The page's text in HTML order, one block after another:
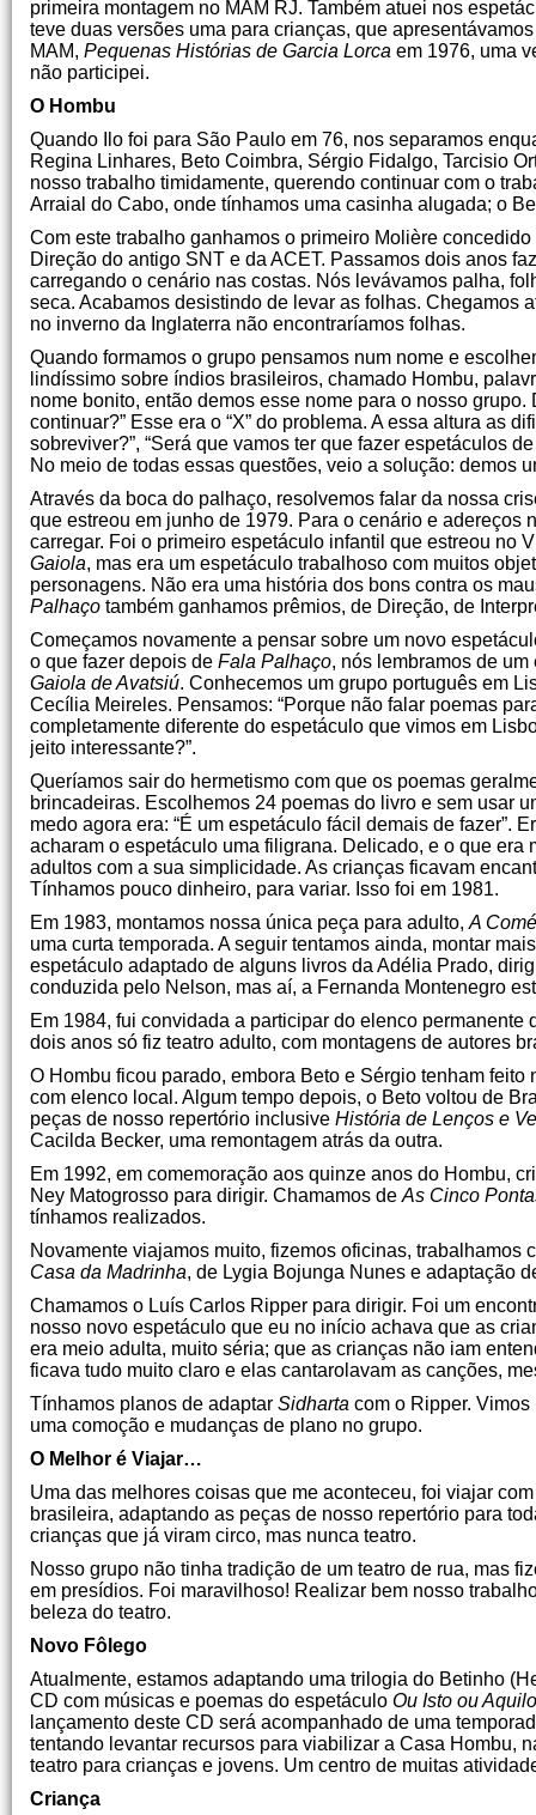
primeira montagem no MAM RJ. Também atuei nos
teve duas versões uma para crianças, que
MAM, Pequenas Histórias de Garcia Lorca em 1976, uma
não participei.
O Hombu
Quando Ilo foi para São Paulo em 76, nos separamos
Regina Linhares, Beto Coimbra, Sérgio Fidalgo, Tarcisio
nosso trabalho timidamente, querendo continuar com o
Arraial do Cabo, onde tínhamos uma casinha alugada; o
Com este trabalho ganhamos o primeiro Molière
Direção do antigo SNT e da ACET. Passamos dois anos
carregando o cenário nas costas. Nós levávamos palha,
seca. Acabamos desistindo de levar as folhas. Chegamos
no inverno da Inglaterra não encontraríamos folhas.
Quando formamos o grupo pensamos num nome e
lindíssimo sobre índios brasileiros, chamado Hombu,
nome bonito, então demos esse nome para o nosso
continuar?” Esse era o “X” do problema. A essa altura as
sobreviver?”, “Será que vamos ter que fazer espetáculos
No meio de todas essas questões, veio a solução: demos
Através da boca do palhaço, resolvemos falar da nossa
que estreou em junho de 1979. Para o cenário e
carregar. Foi o primeiro espetáculo infantil que estreou no
Gaiola, mas era um espetáculo trabalhoso com muitos
personagens. Não era uma história dos bons contra os
Palhaço também ganhamos prêmios, de Direção, de
Começamos novamente a pensar sobre um novo
o que fazer depois de Fala Palhaço, nós lembramos de
Gaiola de Avatsiú. Conhecemos um grupo português em
Cecília Meireles. Pensamos: “Porque não falar poemas
completamente diferente do espetáculo que vimos em
jeito interessante?”.
Queríamos sair do hermetismo com que os poemas
brincadeiras. Escolhemos 24 poemas do livro e sem usar
medo agora era: “É um espetáculo fácil demais de fazer”.
acharam o espetáculo uma filigrana. Delicado, e o que
adultos com a sua simplicidade. As crianças ficavam
Tínhamos pouco dinheiro, para variar. Isso foi em 1981.
Em 1983, montamos nossa única peça para adulto, A
uma curta temporada. A seguir tentamos ainda, montar
espetáculo adaptado de alguns livros da Adélia Prado,
conduzida pelo Nelson, mas aí, a Fernanda Montenegro
Em 1984, fui convidada a participar do elenco
dois anos só fiz teatro adulto, com montagens de autores
O Hombu ficou parado, embora Beto e Sérgio tenham
com elenco local. Algum tempo depois, o Beto voltou de
peças de nosso repertório inclusive História de Lenços e
Cacilda Becker, uma remontagem atrás da outra.
Em 1992, em comemoração aos quinze anos do Hombu,
Ney Matogrosso para dirigir. Chamamos de As Cinco
tínhamos realizados.
Novamente viajamos muito, fizemos oficinas,
Casa da Madrinha, de Lygia Bojunga Nunes e adaptação
Chamamos o Luís Carlos Ripper para dirigir. Foi um
nosso novo espetáculo que eu no início achava que as
era meio adulta, muito séria; que as crianças não iam
ficava tudo muito claro e elas cantarolavam as canções,
Tínhamos planos de adaptar Sidharta com o Ripper. Vimos
uma comoção e mudanças de plano no grupo.
O Melhor é Viajar…
Uma das melhores coisas que me aconteceu, foi viajar
brasileira, adaptando as peças de nosso repertório para
crianças que já viram circo, mas nunca teatro.
Nosso grupo não tinha tradição de um teatro de rua, mas
em presídios. Foi maravilhoso! Realizar bem nosso
beleza do teatro.
Novo Fôlego
Atualmente, estamos adaptando uma trilogia do Betinho
CD com músicas e poemas do espetáculo Ou Isto ou Aquilo
lançamento deste CD será acompanhado de uma
tentando levantar recursos para viabilizar a Casa Hombu,
teatro para crianças e jovens. Um centro de muitas
Criança